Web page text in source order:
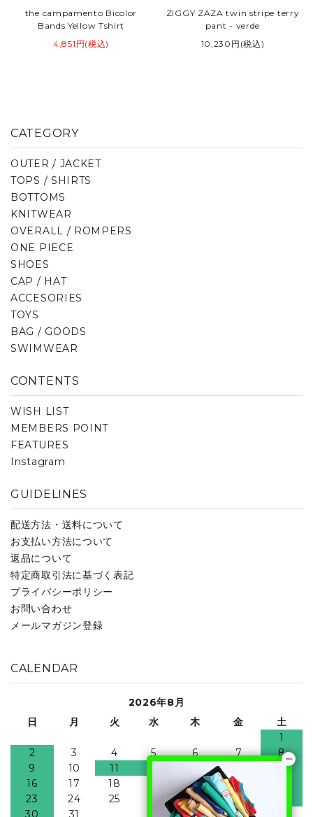
the campamento Bicolor
Bands Yellow Tshirt
4,851円(税込)
ZIGGY ZAZA twin stripe terry
pant - verde
10,230円(税込)
CATEGORY
OUTER / JACKET
TOPS / SHIRTS
BOTTOMS
KNITWEAR
OVERALL / ROMPERS
ONE PIECE
SHOES
CAP / HAT
ACCESORIES
TOYS
BAG / GOODS
SWIMWEAR
CONTENTS
WISH LIST
MEMBERS POINT
FEATURES
Instagram
GUIDELINES
配送方法・送料について
お支払い方法について
返品について
特定商取引法に基づく表記
プライバシーポリシー
お問い合わせ
メールマガジン登録
CALENDAR
2026年8月
日
月 火 水 木 金
土
1
2
3 4 5 6 7
8
9
10 11
15
16
17 18 20 21
23
24 25 26 27 28
30
31